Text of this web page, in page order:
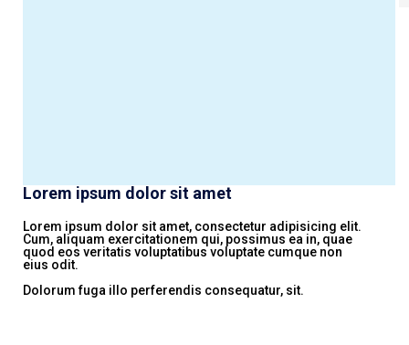
Lorem ipsum dolor sit amet
Lorem ipsum dolor sit amet, consectetur adipisicing elit.
Cum, aliquam exercitationem qui, possimus ea in, quae
quod eos veritatis voluptatibus voluptate cumque non
eius odit.
Dolorum fuga illo perferendis consequatur, sit.